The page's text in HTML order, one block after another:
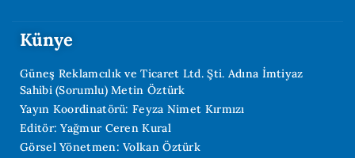
Künye
Güneş Reklamcılık ve Ticaret Ltd. Şti. Adına İmtiyaz
Sahibi (Sorumlu) Metin Öztürk
Yayın Koordinatörü: Feyza Nimet Kırmızı
Editör: Yağmur Ceren Kural
Görsel Yönetmen: Volkan Öztürk